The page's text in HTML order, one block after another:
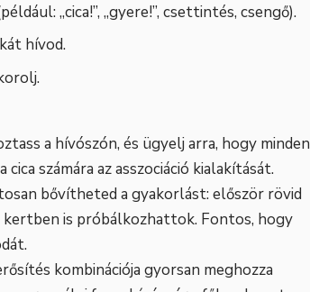
„cica!”, „gyere!”, csettintés, csengő).
hívod.
a hívószón, és ügyelj arra, hogy minden
számára az asszociáció kialakítását.
bővítheted a gyakorlást: először rövid
is próbálkozhattok. Fontos, hogy
kombinációja gyorsan meghozza